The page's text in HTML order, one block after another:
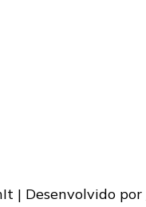
| Desenvolvido por